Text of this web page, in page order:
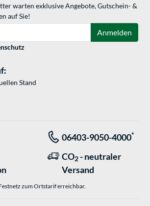
warten exklusive Angebote, Gutschein- &
auf Sie!
Anmelden
Stand
06403-9050-4000*
CO2 - neutraler
Versand
zum Ortstarif erreichbar.